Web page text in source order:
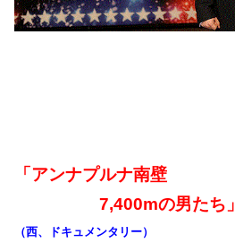
「アンナプルナ南壁
7,400mの男たち」
（西、ドキュメンタリー）